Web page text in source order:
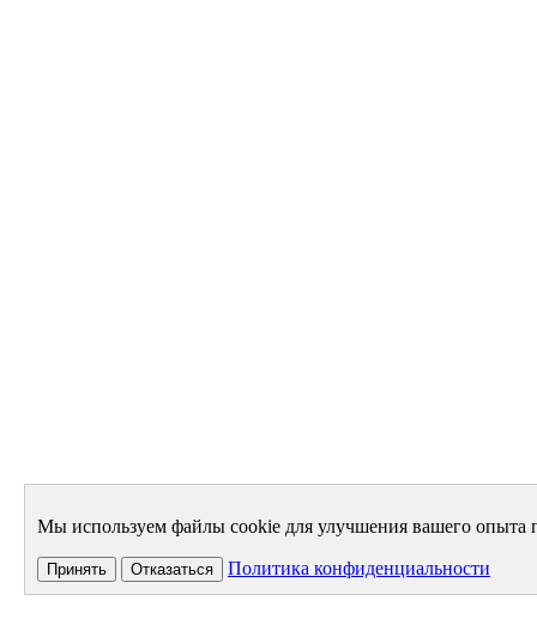
Мы используем файлы cookie для улучшения вашего опыта
Принять Отказаться Политика конфиденциальности